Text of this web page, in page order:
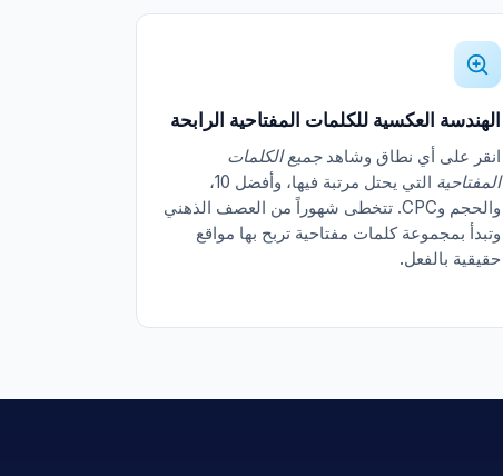
الهندسة العكسية للكلمات المفتاحية الرابحة
انقر على أي نطاق وشاهدجميع الكلمات
المفتاحية
التي يحتل مرتبة فيها، وأفضل 10،
والحجم وCPC. تتخطى شهوراً من العصف الذهني
وتبدأ بمجموعة كلمات مفتاحية تربح بها مواقع
حقيقية بالفعل.